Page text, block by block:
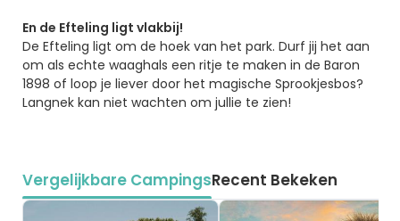
En de Efteling ligt vlakbij!
De Efteling ligt om de hoek van het park. Durf jij het aan
om als echte waaghals een ritje te maken in de Baron
1898 of loop je liever door het magische Sprookjesbos?
Langnek kan niet wachten om jullie te zien!
Vergelijkbare CampingsRecent Bekeken